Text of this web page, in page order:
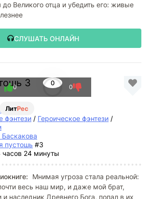
до Великого отца и убедить его: живые
СЛУШАТЬ ОНЛАЙН
3
ЛитРес
0
0 0
фэнтези / Героическое фэнтези /
пустошь #3
часов 24 минуты
Мнимая угроза стала реальной:
весь наш мир, и даже мой брат,
и наследник Древнего Бога, попал в их